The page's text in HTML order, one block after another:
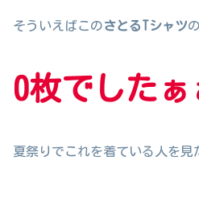
そういえばこのさとるTシャツ
0枚でしたぁ
夏祭りでこれを着ている人を見